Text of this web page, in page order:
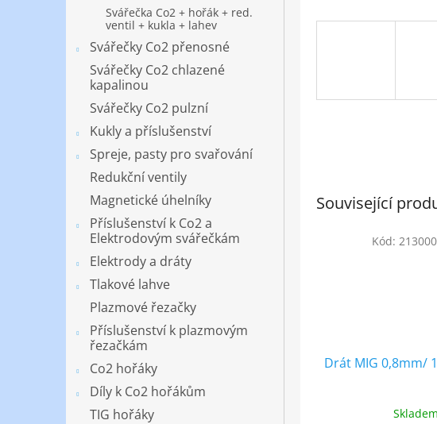
Svářečka Co2 + hořák + red.
ventil + kukla + lahev
Svářečky Co2 přenosné
Svářečky Co2 chlazené
kapalinou
Svářečky Co2 pulzní
Kukly a příslušenství
Spreje, pasty pro svařování
Redukční ventily
Magnetické úhelníky
Příslušenství k Co2 a
Elektrodovým svářečkám
Elektrody a dráty
Tlakové lahve
Plazmové řezačky
Příslušenství k plazmovým
řezačkám
Co2 hořáky
Díly k Co2 hořákům
TIG hořáky
Související
Drát MIG 0,8mm/
Skladem
Kód: